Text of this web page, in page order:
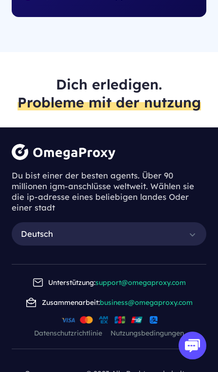
Dich erledigen.
Probleme mit der nutzung
Du bist einer der besten agents. Über 90
millionen igm-anschlüsse weltweit. Wählen sie
die ip-adresse eines beliebigen landes Oder
einer stadt
Deutsch
Unterstützung:support@omegaproxy.com
Zusammenarbeit:business@omegaproxy.com
Datenschutzrichtlinie Nutzungsbedingungen